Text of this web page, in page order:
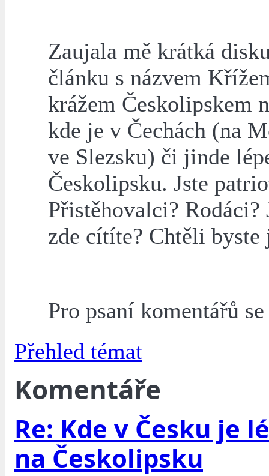
Zaujala mě krátká
článku s názvem
krážem Českolipskem
kde je v Čechách (na
ve Slezsku) či jinde
Českolipsku. Jste
Přistěhovalci? Rodáci?
zde cítíte? Chtěli byste
Pro psaní komentářů
Přehled témat
Komentáře
Re: Kde v Česku je
na Českolipsku